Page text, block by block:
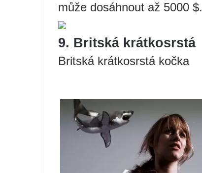
může dosáhnout až 5000 $.
9. Britská krátkosrstá
Britská krátkosrstá kočka